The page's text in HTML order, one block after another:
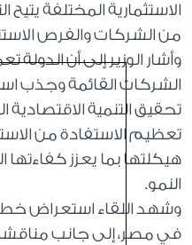
الاستثمارية المختلفة
من الشركات والفرص
وأشار الوزير إلى أن
الشركات القائمة وجذب
تحقيق التنمية
تعظيم الاستفادة من
هيكلتها بما يعزز كفاءتها
النمو.
في مصر، إلى جانب مناقشة